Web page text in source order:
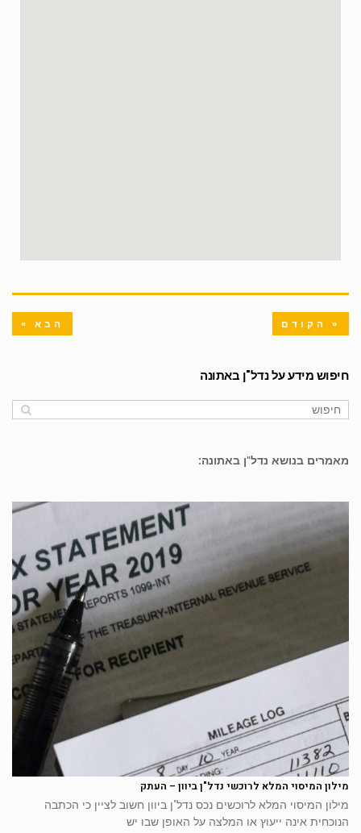
« הקודם הבא »
חיפוש מידע על נדל"ן באתונה
מאמרים בנושא נדל"ן באתונה:
מילון המיסוי המלא לרוכשי נדל"ן ביוון – העתק
מילון המיסוי המלא לרוכשים נכס נדל"ן ביוון חשוב לציין כי הכתבה
הנוכחית אינה ייעוץ או המלצה על האופן שבו יש